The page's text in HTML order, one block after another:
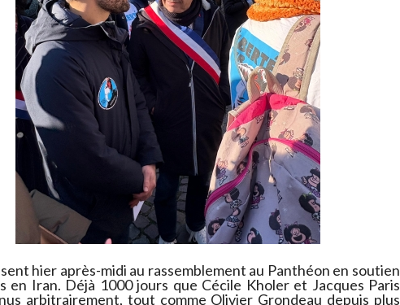
hier après-midi au rassemblement au Panthéon en soutien
en Iran. Déjà 1000 jours que Cécile Kholer et Jacques Paris
arbitrairement, tout comme Olivier Grondeau depuis plus